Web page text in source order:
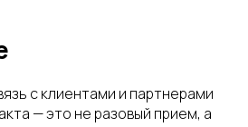
с клиентами и партнерами
— это не разовый прием, а